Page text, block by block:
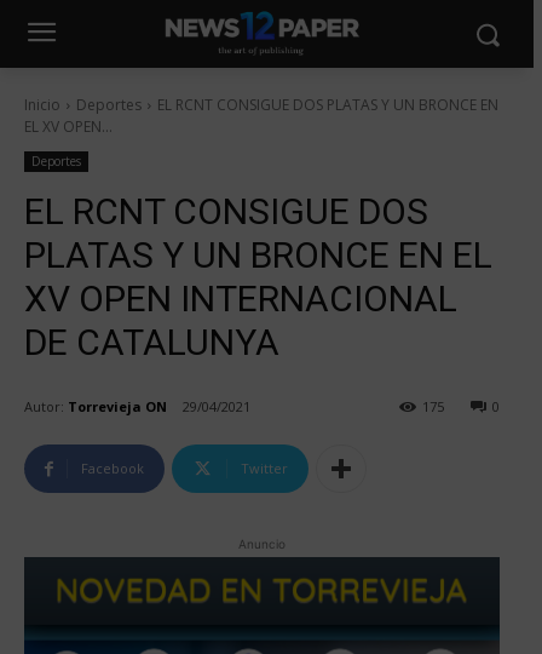
Inicio Deportes
EL RCNT CONSIGUE DOS PLATAS Y UN BRONCE EN
EL XV OPEN...
Deportes
EL RCNT CONSIGUE DOS
PLATAS Y UN BRONCE EN EL
XV OPEN INTERNACIONAL
DE CATALUNYA
Autor: Torrevieja ON 29/04/2021 0
175
Facebook Twitter
Anuncio